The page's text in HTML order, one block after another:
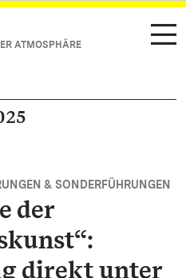
ATMOSPHÄRE
& SONDERFÜHRUNGEN
der
direkt unter